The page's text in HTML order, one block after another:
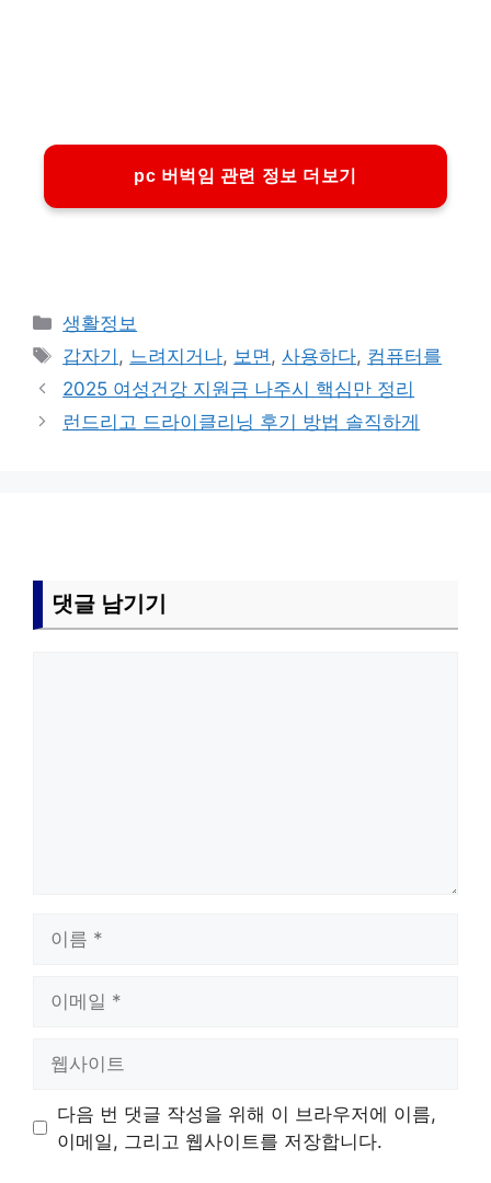
pc 버벅임 관련 정보 더보기
카
테
고
리
생활정보
태
그
갑자기 , 느려지거나, 보면 ,사용하다, 컴퓨터를
2025 여성건강 지원금 나주시 핵심만 정리
런드리고 드라이클리닝 후기 방법 솔직하게
댓글 남기기
트
다음 번 댓글 작성을 위해 이 브라우저에 이름,
이메일, 그리고 웹사이트를 저장합니다.